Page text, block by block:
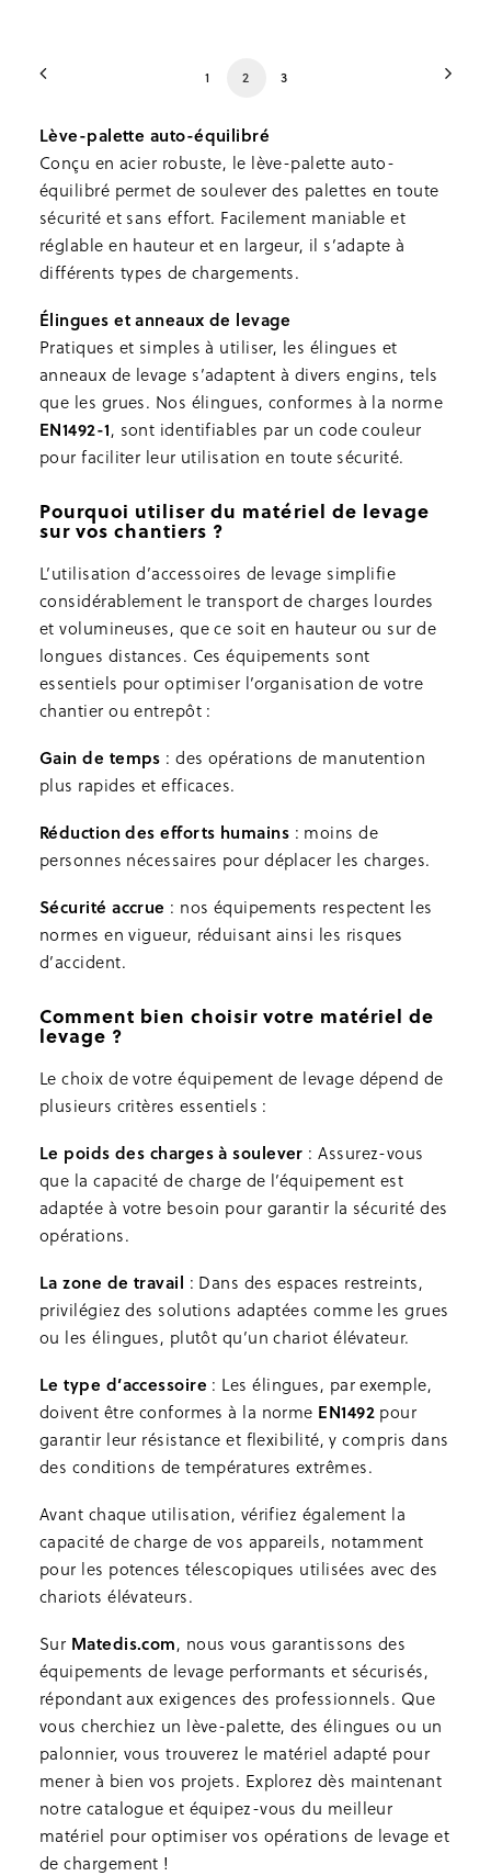
du
1 2 3
Lève-palette auto-équilibré
Conçu en acier robuste, le lève-palette auto-
équilibré permet de soulever des palettes en toute
sécurité et sans effort. Facilement maniable et
réglable en hauteur et en largeur, il s’adapte à
différents types de chargements.
Élingues et anneaux de levage
Pratiques et simples à utiliser, les élingues et
anneaux de levage s’adaptent à divers engins, tels
que les grues. Nos élingues, conformes à la norme
EN1492-1, sont identifiables par un code couleur
pour faciliter leur utilisation en toute sécurité.
Pourquoi utiliser du matériel de levage
sur vos chantiers ?
L’utilisation d’accessoires de levage simplifie
considérablement le transport de charges lourdes
et volumineuses, que ce soit en hauteur ou sur de
longues distances. Ces équipements sont
essentiels pour optimiser l’organisation de votre
chantier ou entrepôt :
Gain de temps : des opérations de manutention
plus rapides et efficaces.
Réduction des efforts humains : moins de
personnes nécessaires pour déplacer les charges.
Sécurité accrue : nos équipements respectent les
normes en vigueur, réduisant ainsi les risques
d’accident.
Comment bien choisir votre matériel de
levage ?
Le choix de votre équipement de levage dépend de
plusieurs critères essentiels :
Le poids des charges à soulever : Assurez-vous
que la capacité de charge de l’équipement est
adaptée à votre besoin pour garantir la sécurité des
opérations.
La zone de travail : Dans des espaces restreints,
privilégiez des solutions adaptées comme les grues
ou les élingues, plutôt qu’un chariot élévateur.
Le type d’accessoire : Les élingues, par exemple,
doivent être conformes à la norme EN1492 pour
garantir leur résistance et flexibilité, y compris dans
des conditions de températures extrêmes.
Avant chaque utilisation, vérifiez également la
capacité de charge de vos appareils, notamment
pour les potences télescopiques utilisées avec des
chariots élévateurs.
Sur Matedis.com, nous vous garantissons des
équipements de levage performants et sécurisés,
répondant aux exigences des professionnels. Que
vous cherchiez un lève-palette, des élingues ou un
palonnier, vous trouverez le matériel adapté pour
mener à bien vos projets. Explorez dès maintenant
notre catalogue et équipez-vous du meilleur
matériel pour optimiser vos opérations de levage et
de chargement !